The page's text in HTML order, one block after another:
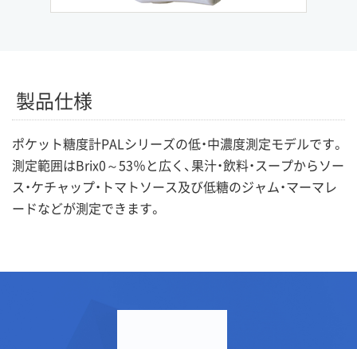
製品仕様
ポケット糖度計PALシリーズの低・中濃度測定モデルです。
測定範囲はBrix0～53％と広く、果汁・飲料・スープからソー
ス・ケチャップ・トマトソース及び低糖のジャム・マーマレ
ードなどが測定できます。